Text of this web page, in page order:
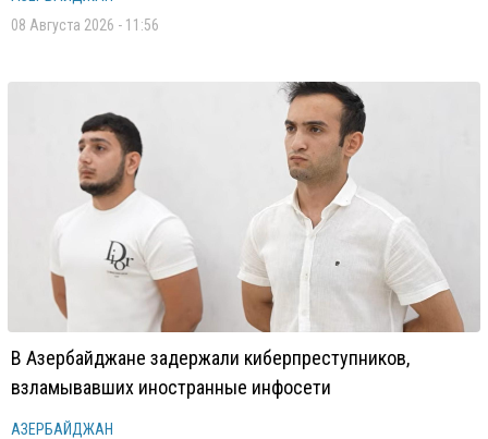
08 Августа 2026 - 11:56
В Азербайджане задержали киберпреступников,
взламывавших иностранные инфосети
АЗЕРБАЙДЖАН